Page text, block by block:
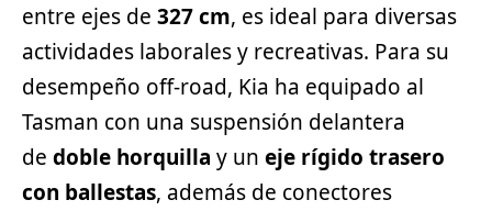
entre ejes de 327 cm, es ideal para diversas
actividades laborales y recreativas. Para su
desempeño off-road, Kia ha equipado al
Tasman con una suspensión delantera
de doble horquilla y un eje rígido trasero
con ballestas, además de conectores